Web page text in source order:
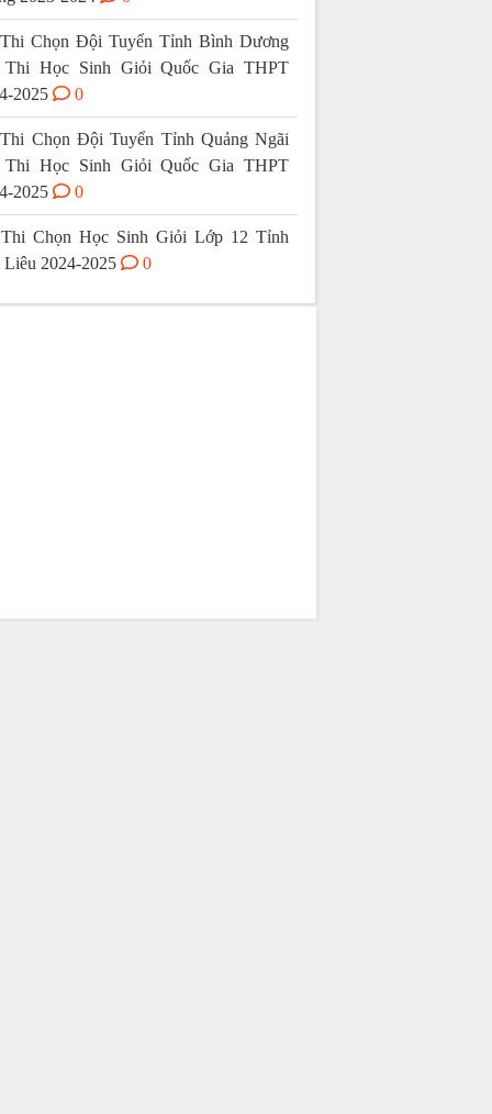
Chọn Đội Tuyển Tỉnh Bình Dương
Học Sinh Giỏi Quốc Gia THPT
2025
0
Chọn Đội Tuyển Tỉnh Quảng Ngãi
Học Sinh Giỏi Quốc Gia THPT
2025
0
Chọn Học Sinh Giỏi Lớp 12 Tỉnh
Liêu 2024-2025
0